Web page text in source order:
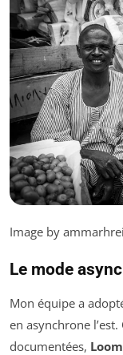
Image by
Le mode
Mon équipe a
en asynchrone
documentées, Loom